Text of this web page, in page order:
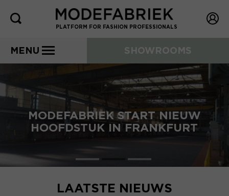
PLATFORM FOR FASHION PROFESSIONALS
MENU SHOWROOMS
MODEFABRIEK START NIEUW
HOOFDSTUK IN FRANKFURT
LAATSTE NIEUWS